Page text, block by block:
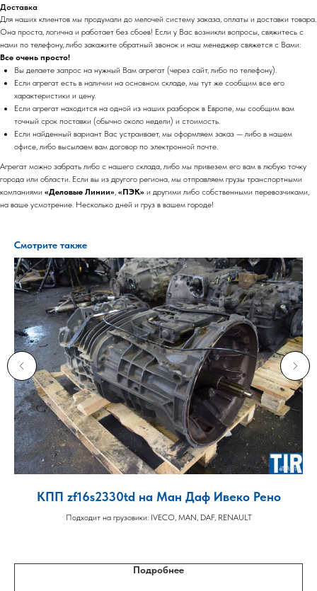
Доставка
Для наших клиентов мы продумали до мелочей систему заказа, оплаты и доставки товара.
Она проста, логична и работает без сбоев! Если у Вас возникли вопросы, свяжитесь с
нами по телефону, либо закажите обратный звонок и наш менеджер свяжется с Вами:
Все очень просто!
Вы делаете запрос на нужный Вам агрегат (через сайт, либо по телефону).
Если агрегат есть в наличии на основном складе, мы тут же сообщим все его
характеристики и цену.
Если агрегат находится на одной из наших разборок в Европе, мы сообщим вам
точный срок поставки (обычно около недели) и стоимость.
Если найденный вариант Вас устраивает, мы оформляем заказ — либо в нашем
офисе, либо высылаем вам договор по электронной почте.
Агрегат можно забрать либо с нашего склада, либо мы привезем его вам в любую точку
города или области. Если вы из другого региона, мы отправляем грузы транспортными
компаниями «Деловые Линии», «ПЭК» и другими либо собственными перевозчиками,
на ваше усмотрение. Несколько дней и груз в вашем городе!
Смотрите также
КПП zf16s2330td на Ман Даф Ивеко Рено
Подходит на грузовики: IVECO, MAN, DAF, RENAULT
Подробнее